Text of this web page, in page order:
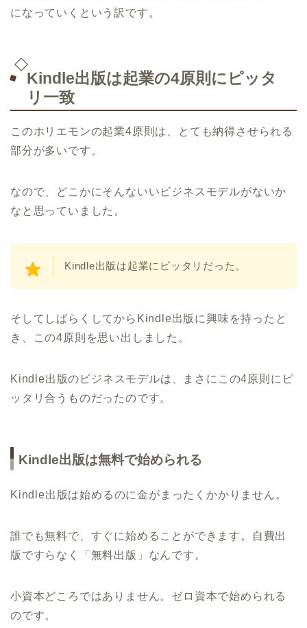
になっていくという訳です。
Kindle出版は起業の4原則にピッタ
リ一致
このホリエモンの起業4原則は、とても納得させられる
部分が多いです。
なので、どこかにそんないいビジネスモデルがないか
なと思っていました。
Kindle出版は起業にピッタリだった。
そしてしばらくしてからKindle出版に興味を持ったと
き、この4原則を思い出しました。
Kindle出版のビジネスモデルは、まさにこの4原則にピ
ッタリ合うものだったのです。
Kindle出版は無料で始められる
Kindle出版は始めるのに金がまったくかかりません。
誰でも無料で、すぐに始めることができます。自費出
版ですらなく「無料出版」なんです。
小資本どころではありません。ゼロ資本で始められる
のです。